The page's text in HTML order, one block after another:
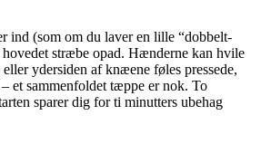
ind (som om du laver en lille “dobbelt-
hovedet stræbe opad. Hænderne kan hvile
ydersiden af knæene føles pressede,
et sammenfoldet tæppe er nok. To
sparer dig for ti minutters ubehag